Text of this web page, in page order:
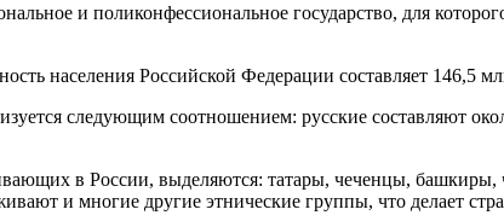
и поликонфессиональное государство, для
населения Российской Федерации составляет 146,5
следующим соотношением: русские составляют
в России, выделяются: татары, чеченцы,
и многие другие этнические группы, что делает